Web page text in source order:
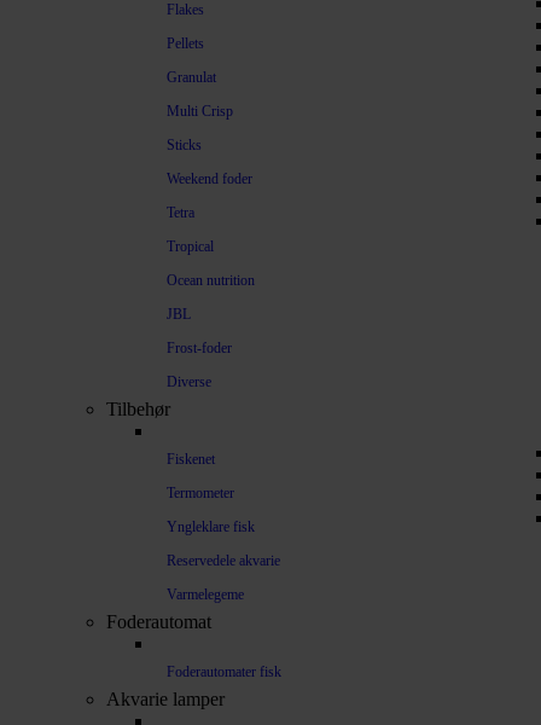
Flakes
Pellets
Granulat
Multi Crisp
Sticks
Weekend foder
Tetra
Tropical
Ocean nutrition
JBL
Frost-foder
Diverse
Tilbehør
Fiskenet
Termometer
Yngleklare fisk
Reservedele akvarie
Varmelegeme
Foderautomat
Foderautomater fisk
Akvarie lamper